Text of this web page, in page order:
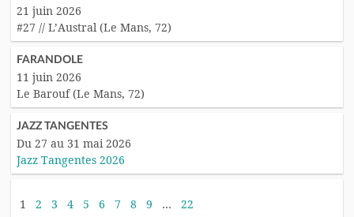
21 juin 2026
#27 // L’Austral (Le Mans, 72)
FARANDOLE
11 juin 2026
Le Barouf (Le Mans, 72)
JAZZ TANGENTES
Du 27 au 31 mai 2026
Jazz Tangentes 2026
1 2 3 4 5 6 7 8 9 … 22